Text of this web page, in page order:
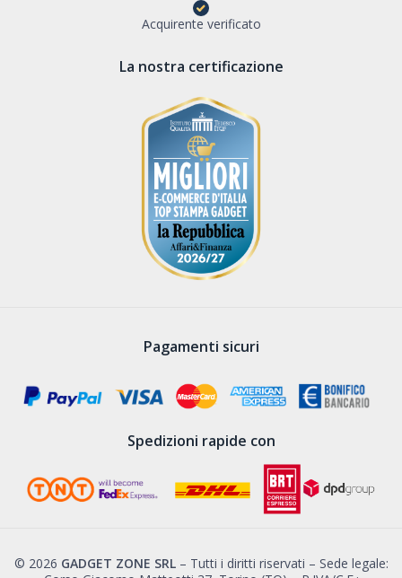
Acquirente verificato
La nostra certificazione
Pagamenti sicuri
Spedizioni rapide con
© 2026 GADGET ZONE SRL– Tutti i diritti riservati – Sede legale: